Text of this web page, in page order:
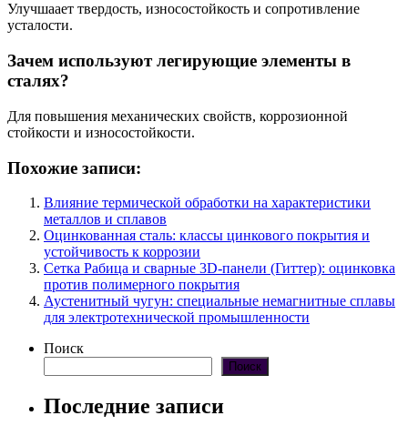
Улучшаает твердость, износостойкость и сопротивление
усталости.
Зачем используют легирующие элементы в
сталях?
Для повышения механических свойств, коррозионной
стойкости и износостойкости.
Похожие записи:
Влияние термической обработки на характеристики
металлов и сплавов
Оцинкованная сталь: классы цинкового покрытия и
устойчивость к коррозии
Сетка Рабица и сварные 3D-панели (Гиттер): оцинковка
против полимерного покрытия
Аустенитный чугун: специальные немагнитные сплавы
для электротехнической промышленности
Поиск
Поиск
Последние записи